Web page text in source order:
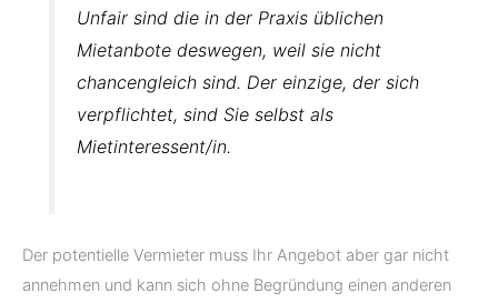
Unfair sind die in der Praxis üblichen
Mietanbote deswegen, weil sie nicht
chancengleich sind. Der einzige, der sich
verpflichtet, sind Sie selbst als
Mietinteressent/in.
Der potentielle Vermieter muss Ihr Angebot aber gar nicht
annehmen und kann sich ohne Begründung einen anderen